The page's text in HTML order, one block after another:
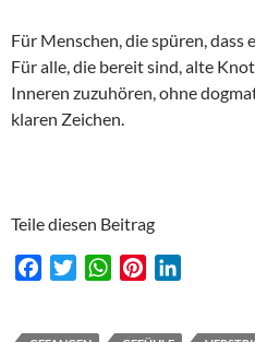
Für Menschen, die spüren,
Für alle, die bereit sind, alte
Inneren zuzuhören, ohne
klaren Zeichen.
Teile diesen Beitrag
W